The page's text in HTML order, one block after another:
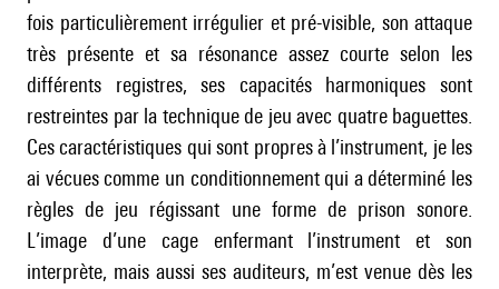
fois particulièrement irrégulier et pré-visible, son attaque
très présente et sa résonance assez courte selon les
différents registres, ses capacités harmoniques sont
restreintes par la technique de jeu avec quatre baguettes.
Ces caractéristiques qui sont propres à l’instrument, je les
ai vécues comme un conditionnement qui a déterminé les
règles de jeu régissant une forme de prison sonore.
L’image d’une cage enfermant l’instrument et son
interprète, mais aussi ses auditeurs, m’est venue dès les